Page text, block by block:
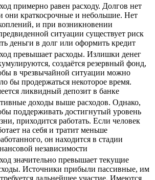
примерно равен расходу. Долгов нет
они краткосрочные и небольшие. Нет
и при возникновении
ситуации существует риск
деньги в долг или оформить кредит
превышает расходы. Излишки денег
создаётся резервный фонд,
в чрезвычайной ситуации можно
бы продержаться некоторое время.
ликвидный депозит в банке
доходы выше расходов. Однако,
поддерживать достигнутый уровень
приходится работать. Если человек
на себя и тратит меньше
он находится в стадии
независимости
значительно превышает текущие
Источники прибыли пассивные, им
дальнейшее участие. Имеются